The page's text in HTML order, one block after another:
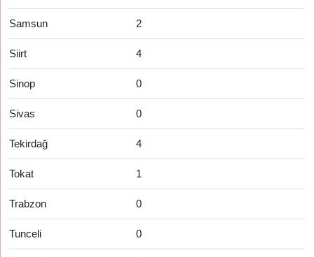
Samsun 2
Siirt 4
Sinop 0
Sivas 0
Tekirdağ 4
Tokat 1
Trabzon 0
Tunceli 0